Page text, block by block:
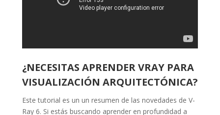
¿NECESITAS APRENDER VRAY PARA
VISUALIZACIÓN ARQUITECTÓNICA?
Este tutorial es un un resumen de las novedades de V-
Ray 6. Si estás buscando aprender en profundidad a